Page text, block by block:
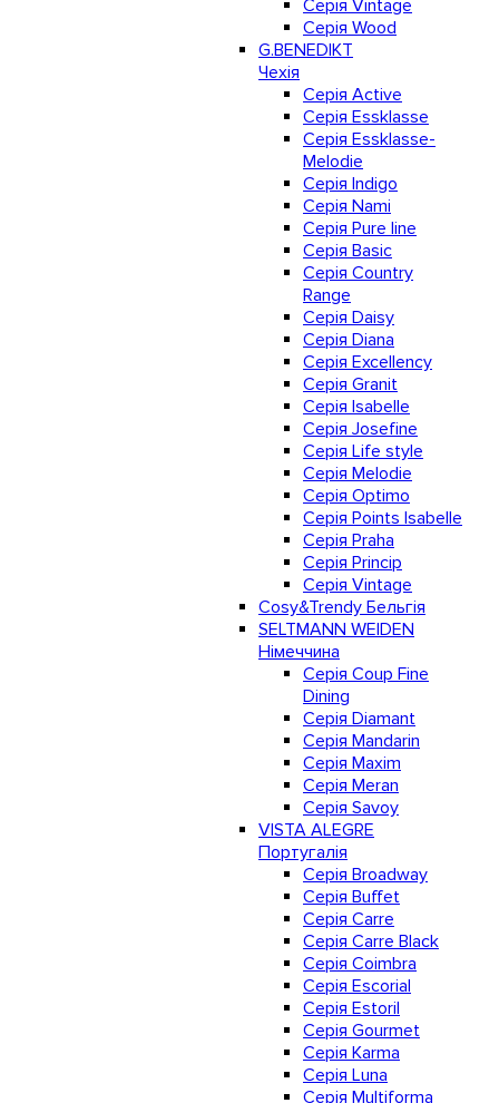
Серія Vintage
Серія Wood
G.BENEDIKT
Чехія
Cерія Active
Cерія Essklasse
Cерія Essklasse-
Melodie
Cерія Indigo
Cерія Nami
Cерія Pure line
Серія Basic
Серія Country
Range
Серія Daisy
Серія Diana
Серія Excellency
Серія Granit
Серія Isabelle
Серія Josefine
Серія Life style
Серія Melodie
Серія Optimo
Серія Points Isabelle
Серія Praha
Серія Princip
Серія Vintage
Cosy&Trendy Бельгія
SELTMANN WEIDEN
Німеччина
Cерія Coup Fine
Dining
Cерія Diamant
Cерія Mandarin
Cерія Maxim
Серія Meran
Серія Savoy
VISTA ALEGRE
Португалія
Серія Broadway
Серія Buffet
Серія Carre
Серія Carre Black
Серія Coimbra
Серія Escorial
Серія Estoril
Серія Gourmet
Серія Karma
Серія Luna
Серія Multiforma